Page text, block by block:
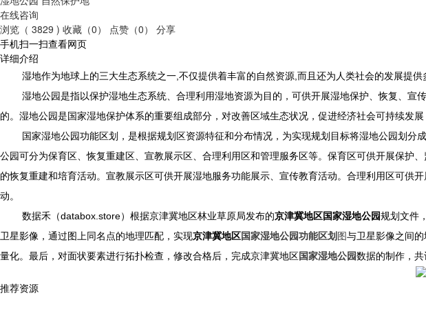
在线咨询
浏览（ 3829 ) 收藏（0） 点赞（0）
分享
手机扫一扫查看网页
详细介绍
湿地作为地球上的三大生态系统之一,不仅提供着丰富的自然资源,而且还为人类社会的发展提
湿地公园是指以保护湿地生态系统、合理利用湿地资源为目的，可供开展湿地保护、恢复、
的。湿地公园是国家湿地保护体系的重要组成部分，对改善区域生态状况，促进经济社会可持续发
国家湿地公园功能区划，是根据规划区资源特征和分布情况，为实现规划目标将湿地公园划
公园可分为保育区、恢复重建区、宣教展示区、合理利用区和管理服务区等。保育区可供开展保护
的恢复重建和培育活动。宣教展示区可供开展湿地服务功能展示、宣传教育活动。合理利用区可
动。
数据禾（databox.store）根据京津冀地区林业草原局发布的京津冀地区国家湿地公园规划文件
卫星影像，通过图上同名点的地理匹配，实现京津冀地区国家湿地公园功能区划 图与卫星影像之间
量化。最后，对面状要素进行拓扑检查，修改合格后，完成京津冀地区国家湿地公园数据的制作，共
推荐资源